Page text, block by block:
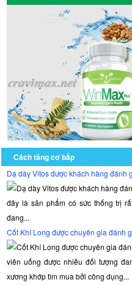
Cách tăng cơ bắp
Dạ dày Vitos được khách hàng đánh
đây là sản phẩm có sức thống trị
đang...
Cốt Khí Long được chuyên gia đánh
viên uống được nhiều đối tượng
xương khớp tìm mua bởi công dụng...